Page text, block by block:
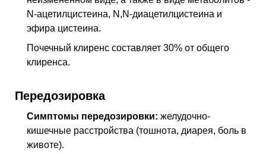
N-ацетилцистеина, N,N-диацетилцистеина и
эфира цистеина.
Почечный клиренс составляет 30% от общего
клиренса.
Передозировка
Симптомы передозировки: желудочно-
кишечные расстройства (тошнота, диарея, боль в
животе).